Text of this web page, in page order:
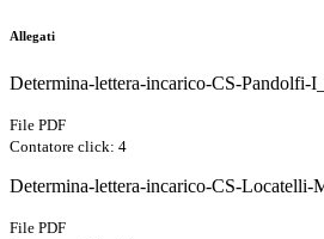
Allegati
Determina-lettera-incarico-CS-Pandolfi-
File PDF
Contatore click: 4
Determina-lettera-incarico-CS-Locatelli-
File PDF